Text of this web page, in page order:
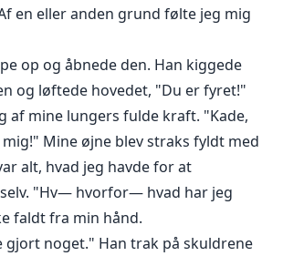
en eller anden grund følte jeg mig
op og åbnede den. Han kiggede
og løftede hovedet, "Du er fyret!"
af mine lungers fulde kraft. "Kade,
Mine øjne blev straks fyldt med
alt, hvad jeg havde for at
"Hv— hvorfor— hvad har jeg
faldt fra min hånd.
gjort noget." Han trak på skuldrene